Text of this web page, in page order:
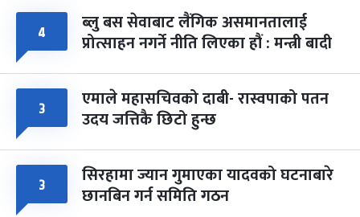
४ ब्लु बस सेवाबाट लैंगिक असमानतालाई
प्रोत्साहन नगर्ने नीति लिएका हौं : मन्त्री बादी
३ एमाले महासचिवको दाबी- रास्वपाको पतन
उदय जत्तिकै छिटो हुन्छ
३ सिरहामा ज्यान गुमाएका यादवको घटनाबारे
छानबिन गर्न समिति गठन